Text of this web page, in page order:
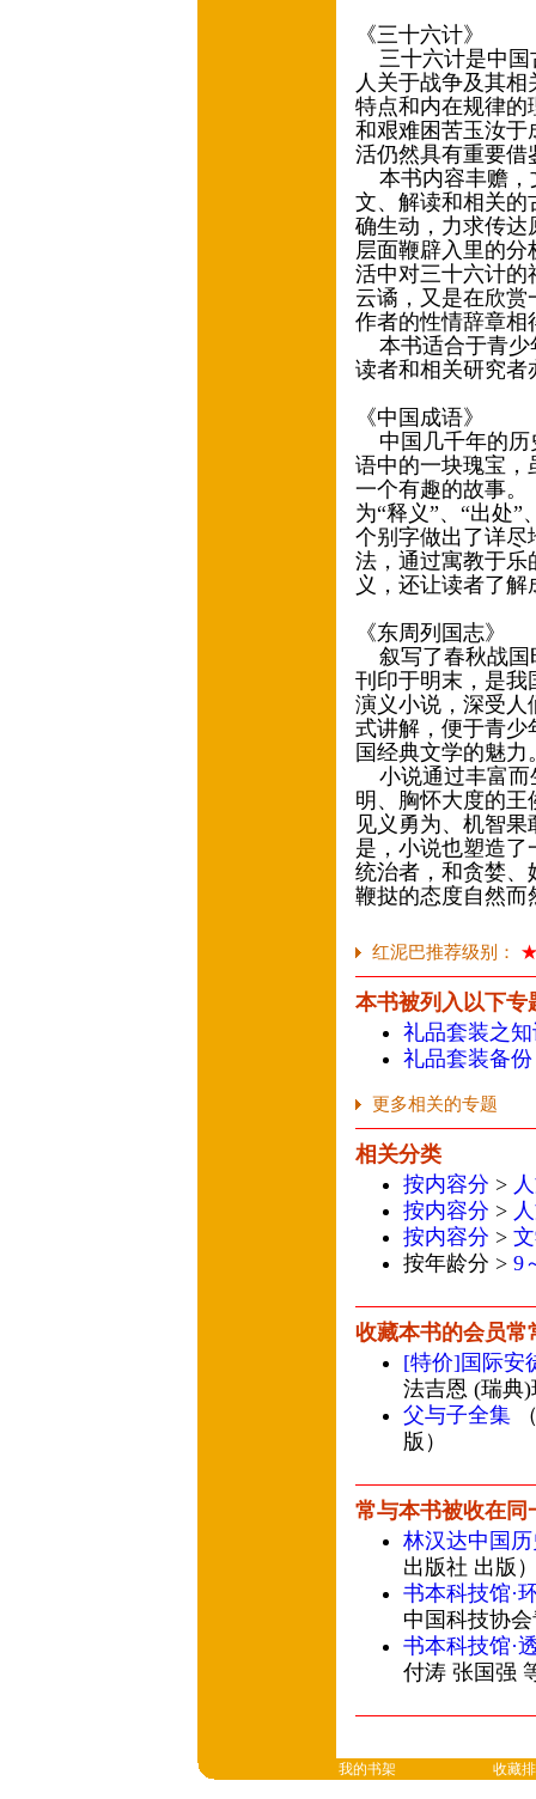
《三十六计》
三十六计是中国
人关于战争及其
特点和内在规律的
和艰难困苦玉汝于
活仍然具有重要
本书内容丰赡，
文、解读和相关的
确生动，力求传达
层面鞭辟入里的
活中对三十六计的
云谲，又是在欣
作者的性情辞章
本书适合于青少
读者和相关研究
《中国成语》
中国几千年的历
语中的一块瑰宝，
一个有趣的故事。
为“释义”、“出处”
个别字做出了详尽
法，通过寓教于乐
义，还让读者了
《东周列国志》
叙写了春秋战国
刊印于明末，是我
演义小说，深受人
式讲解，便于青少
国经典文学的魅
小说通过丰富而
明、胸怀大度的
见义勇为、机智
是，小说也塑造
统治者，和贪婪、
鞭挞的态度自然
红泥巴推荐级别：
本书被列入以下专
礼品套装之
礼品套装备份
更多相关的专题
相关分类
按内容分 >
按内容分 >
按内容分 >
按年龄分 > 9
收藏本书的会员常
[特价]国际安
法吉恩 (瑞典
父与子全集
版）
常与本书被收在同
林汉达中国
出版社 出版
书本科技馆·
中国科技协
书本科技馆·
付涛 张国强
我的书架 收藏